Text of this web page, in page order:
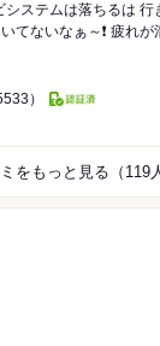
）
をもっと見る（119